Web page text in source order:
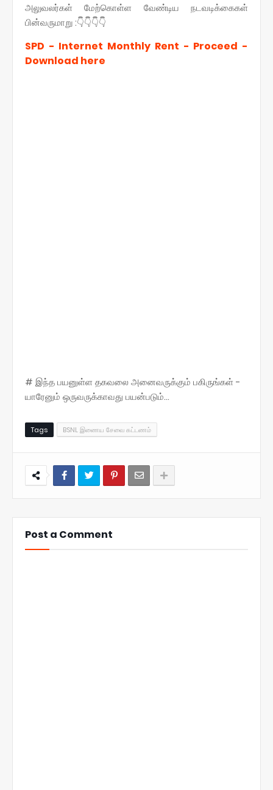
அலுவலர்கள் மேற்கொள்ள வேண்டிய நடவடிக்கைகள்
பின்வருமாறு :👇👇👇👇
SPD - Internet Monthly Rent - Proceed -
Download here
# இந்த பயனுள்ள தகவலை அனைவருக்கும் பகிருங்கள் -
யாரேனும் ஒருவருக்காவது பயன்படும்...
Tags BSNL இணைய சேவை கட்டணம்
Post a Comment